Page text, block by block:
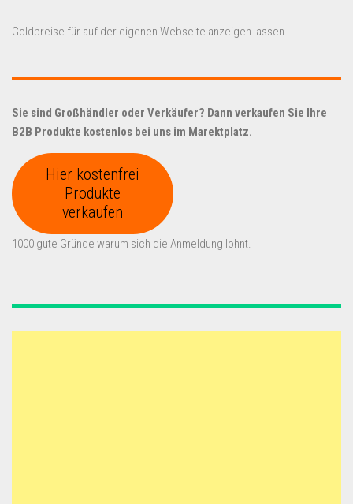
Goldpreise für auf der eigenen Webseite anzeigen lassen.
Sie sind Großhändler oder Verkäufer? Dann verkaufen Sie Ihre
B2B Produkte kostenlos bei uns im Marektplatz.
Hier kostenfrei
Produkte
verkaufen
1000 gute Gründe warum sich die Anmeldung lohnt.